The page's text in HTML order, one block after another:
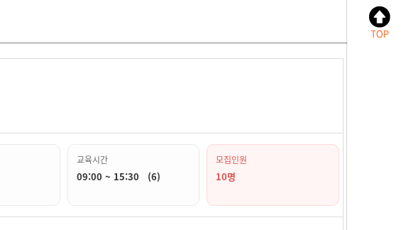
교육시간
09:00 ~ 15:30 (6)
모집인원
10명